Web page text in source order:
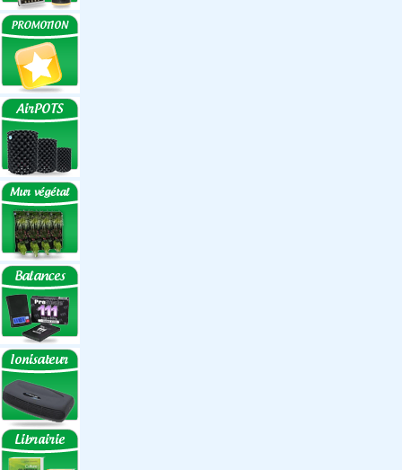
Ampoules ECO
Réflecteurs ECO
Réflecteurs
Accessoires
Box Discount
Box par marque
Hortibox
Homebox
Dark Room II
GrowLab
Box par taille
Box 40 cm
Box 60 cm
Box 80-90 cm
Box 120 cm
Autres tailles Box